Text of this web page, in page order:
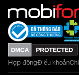
Hợp đồngĐiều khoản